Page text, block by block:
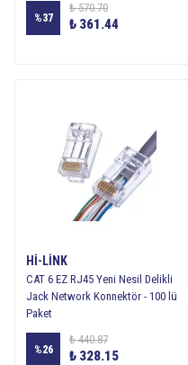
%37
₺ 570.70
₺ 361.44
Hİ-LİNK
CAT 6 EZ RJ45 Yeni Nesil Delikli
Jack Network Konnektör - 100 lü
Paket
%26
₺ 440.87
₺ 328.15